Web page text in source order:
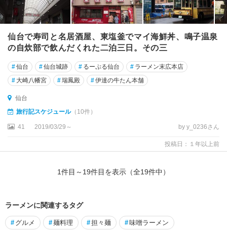
仙台で寿司と名居酒屋、東塩釜でマイ海鮮丼、鳴子温泉
の自炊部で飲んだくれた二泊三日。その三
#仙台 #仙台城跡 # るーぷる仙台 # ラーメン末広本店
# 大崎八幡宮 #瑞鳳殿 #伊達の牛たん本舗
仙台
旅行記スケジュール（10件）
41 2019/03/29～ by y_0236さん
投稿日：１年以上前
1件目～ 19件目を表示（全19件中）
ラーメンに関連するタグ
# グルメ #麺料理 #担々麺 #味噌ラーメン